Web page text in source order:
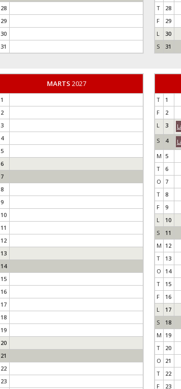
28
29
30
31
T
28
F
29
L
30
S
31
MARTS 2027
1
2
3
4
5
6
7
8
9
10
11
12
13
14
15
16
17
18
19
20
21
22
23
T
1
F
2
L
3
S
4
M 5
T
6
O
7
T
8
F
9
L
10
S
11
M 12
T
13
O
14
T
15
F
16
L
17
S
18
M 19
T
20
O
21
T
22
F
23